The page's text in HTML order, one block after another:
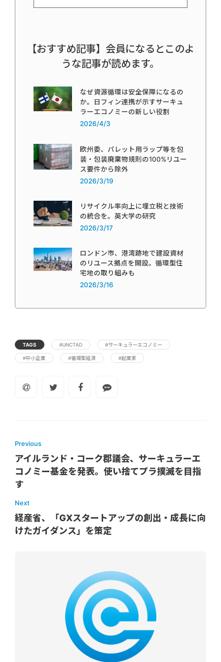
【おすすめ記事】会員になるとこのよ
うな記事が読めます。
なぜ資源循環は安全保障になるの
か。日フィン連携が示すサーキュ
ラーエコノミーの新しい役割
2026/4/3
欧州委、パレット用ラップ等を包
装・包装廃棄物規則の100%リユー
ス要件から除外
2026/3/19
リサイクル率向上に埋立税と技術
の統合を。英大学の研究
2026/3/17
ロンドン市、港湾跡地で建設資材
のリユース拠点を開設。循環型住
宅地の取り組みも
2026/3/16
TAGS #UNCTAD #サーキュラーエコノミー
#中小企業 #循環型経済 #起業家
Previous
アイルランド・コーク郡議会、サーキュラーエ
コノミー基金を発表。使い捨てプラ撲滅を目指
す
Next
経産省、「GXスタートアップの創出・成長に向
けたガイダンス」を策定